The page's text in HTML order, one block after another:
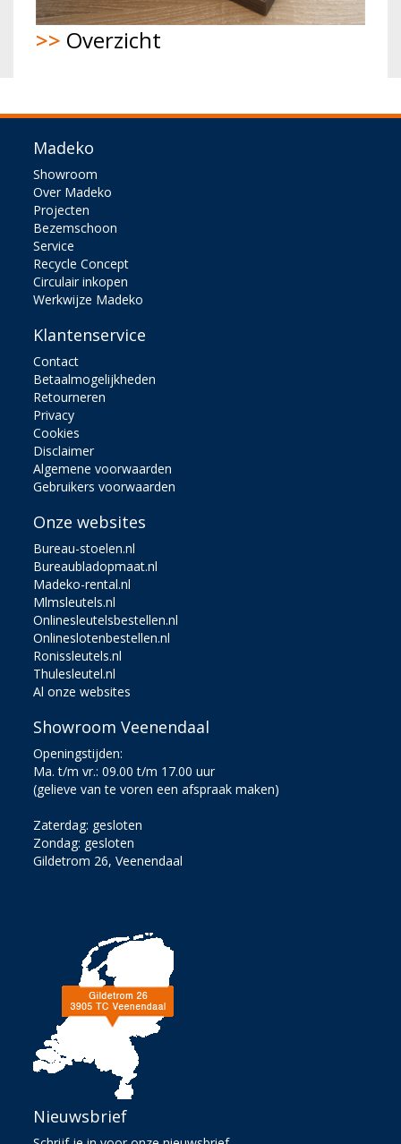
>> Overzicht
Madeko
Showroom
Over Madeko
Projecten
Bezemschoon
Service
Recycle Concept
Circulair inkopen
Werkwijze Madeko
Klantenservice
Contact
Betaalmogelijkheden
Retourneren
Privacy
Cookies
Disclaimer
Algemene voorwaarden
Gebruikers voorwaarden
Onze websites
Bureau-stoelen.nl
Bureaubladopmaat.nl
Madeko-rental.nl
Mlmsleutels.nl
Onlinesleutelsbestellen.nl
Onlineslotenbestellen.nl
Ronissleutels.nl
Thulesleutel.nl
Al onze websites
Showroom Veenendaal
Openingstijden:
Ma. t/m vr.: 09.00 t/m 17.00 uur
(gelieve van te voren een afspraak maken)
Zaterdag: gesloten
Zondag: gesloten
Gildetrom 26, Veenendaal
Nieuwsbrief